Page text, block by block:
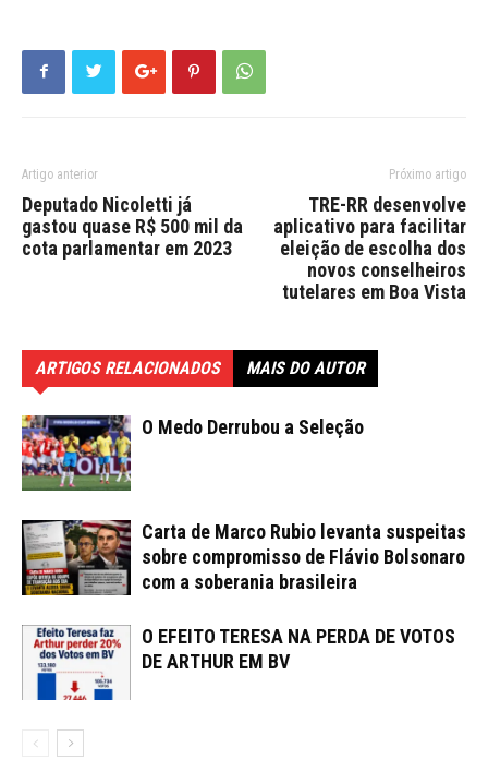
Artigo anterior
Deputado Nicoletti já
gastou quase R$ 500 mil da
cota parlamentar em 2023
Próximo artigo
TRE-RR desenvolve
aplicativo para facilitar
eleição de escolha dos
novos conselheiros
tutelares em Boa Vista
ARTIGOS RELACIONADOS MAIS DO AUTOR
O Medo Derrubou a Seleção
Carta de Marco Rubio levanta suspeitas
sobre compromisso de Flávio Bolsonaro
com a soberania brasileira
O EFEITO TERESA NA PERDA DE VOTOS
DE ARTHUR EM BV